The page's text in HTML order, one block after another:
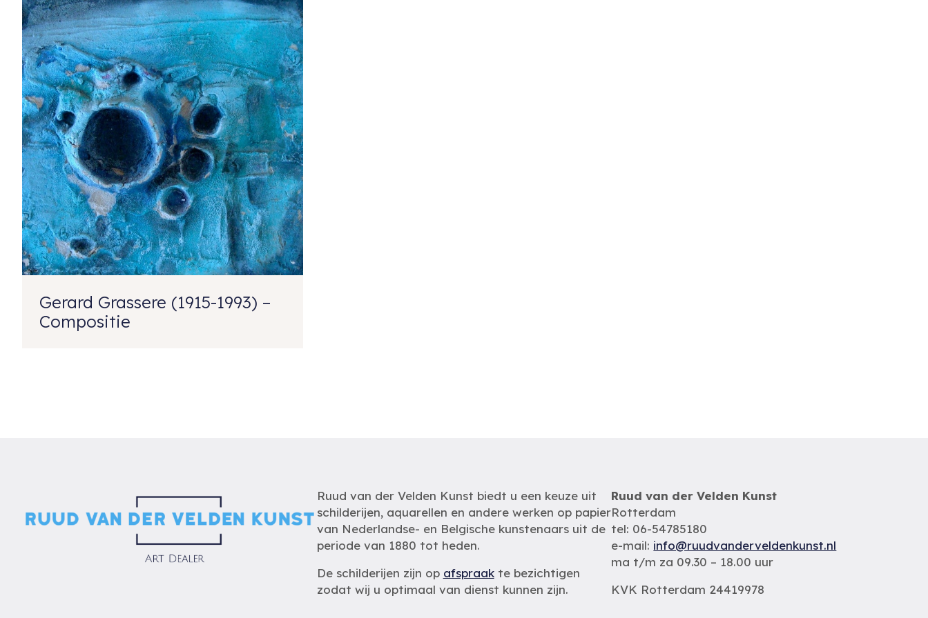
Gerard Grassere (1915-1993) –
Compositie
Ruud van der Velden Kunst biedt u een keuze uit
schilderijen, aquarellen en andere werken op papier
van Nederlandse- en Belgische kunstenaars uit de
periode van 1880 tot heden.
De schilderijen zijn op afspraakte bezichtigen
zodat wij u optimaal van dienst kunnen zijn.
Ruud van der Velden Kunst
Rotterdam
tel: 06-54785180
e-mail: info@ruudvanderveldenkunst.nl
ma t/m za 09.30 – 18.00 uur
KVK Rotterdam 24419978